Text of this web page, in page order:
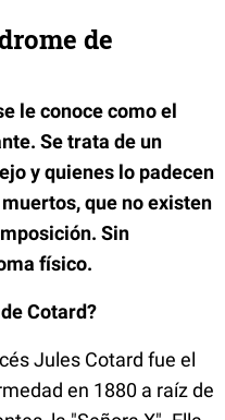
de
le conoce como el
Se trata de un
y quienes lo padecen
que no existen
Sin
físico.
Cotard?
Jules Cotard fue el
en 1880 a raíz de